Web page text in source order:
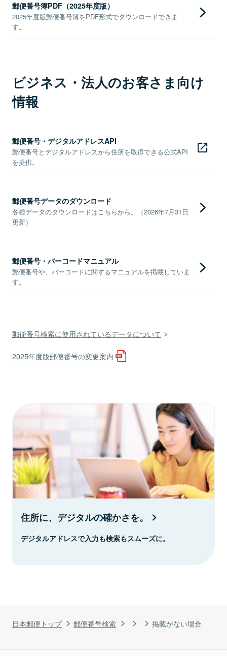
日本郵便トップ 郵便番号検索 掲載がない場合
郵便番号簿PDF（2025年度版）
2025年度版郵便番号簿をPDF形式でダウンロードできま
す。
ビジネス・法人のお客さま向け
情報
郵便番号・デジタルアドレスAPI
郵便番号とデジタルアドレスから住所を取得できる公式API
を提供。
郵便番号データのダウンロード
各種データのダウンロードはこちらから。（2026年7月31日
更新）
郵便番号・バーコードマニュアル
郵便番号や、バーコードに関するマニュアルを掲載していま
す。
郵便番号検索に使用されているデータについて
2025年度版郵便番号の変更案内
住所に、デジタルの確かさを。
デジタルアドレスで入力も検索もスムーズに。